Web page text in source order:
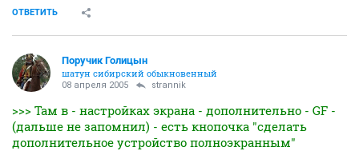
ОТВЕТИТЬ
Поручик Голицын
шатун сибирский обыкновенный
08 апреля 2005 strannik
>>> Там в - настройках экрана - дополнительно - GF -
(дальше не запомнил) - есть кнопочка "сделать
дополнительное устройство полноэкранным"